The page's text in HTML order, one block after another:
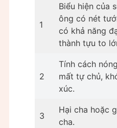
1
Biểu hiện của
ông có nét
có khả năng
thành tựu to
2
Tính cách
mất tự chủ,
xúc.
3
Hại cha hoặc
cha.